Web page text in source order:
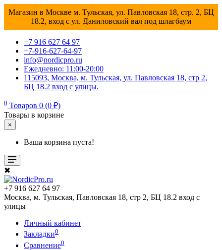
Магазин в Москве м. Тульская, ул. Павловская 18, стр. 2, БЦ
18.2, вход с ул. Даниловский вал под шлагбаум
+7 916 627 64 97
+7-916-627-64-97
info@nordicpro.ru
Ежедневно: 11:00-20:00
115093, Москва, м. Тульская, ул. Павловская 18, стр 2,
БЦ 18.2 вход с улицы.
0 Товаров 0 (0 ₽)
Товары в корзине
×
Ваша корзина пуста!
✖
+7 916 627 64 97
Москва, м. Тульская, Павловская 18, стр 2, БЦ 18.2 вход с
улицы
Личный кабинет
Закладки0
Сравнение0